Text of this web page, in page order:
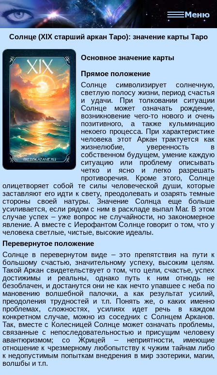
Солнце (XIX старший аркан Таро): значение карты Таро
Основное значение карты
Прямое положение
Солнце символизирует солнечную,
светлую полосу жизни, период счастья
и удачи. При толковании ситуации
Солнце может означать рождение,
возникновение чего-то нового и очень
позитивного, а также кульминацию
некоего процесса. При характеристике
человека этот Аркан трактуется как
жизнелюбие, уверенность в
собственном будущем, умение каждую
ситуацию или проблему описывать
четко и ясно и легко разрешать
противоречия. Кроме этого, Солнце
олицетворяет собой те силы человеческой души, которые
заставляют его идти к свету, преодолевать и озарять темные
стороны своей натуры. Значение Солнца еще больше
усиливается, если рядом с ним в раскладе выпал Маг. В этом
случае успех – уже вопрос не случайности, но закономерное
явление. А вместе с Иерофантом Солнце говорит о том, что у
человека светлые, чистые, высокие идеалы.
Перевернутое положение
Солнце в перевернутом виде – это препятствия на пути к
большому счастью, значительному успеху, высоким целям.
Такой Аркан свидетельствует о том, что цели, счастье, успех
достижимы и реальны, однако путь к ним отнюдь не
безоблачен, и достанутся они не как нечто упавшее с неба по
мановению волшебной палочки, а как результат усилий,
преодоления трудностей и т.п. Понять же, о каких именно
проблемах, сложностях, усилиях идет речь в каждом
конкретном случае, можно из соседних с Солнцем Арканов.
Так, вместе с Колесницей Солнце может означать проблемы,
связанные с непоследовательностью и присущим человеку
авантюризмом; со Жрицей – неприятности, имеющие
отношение к чрезмерному любопытству к чужим тайнам либо
к недопустимым попыткам внедрения в мир эзотерики, магии,
волшбы и т.п.